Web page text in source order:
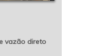
vazão direto